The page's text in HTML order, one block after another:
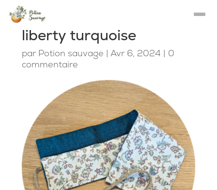
liberty turquoise
par Potion sauvage | Avr 6, 2024 | 0
commentaire